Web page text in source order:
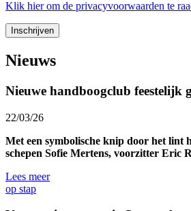
Klik hierom de privacyvoorwaarden te
Nieuws
Nieuwe handboogclub feestelijk
22/03/26
Met een symbolische knip door het lint
schepen Sofie Mertens, voorzitter Eric
Lees meer
op stap